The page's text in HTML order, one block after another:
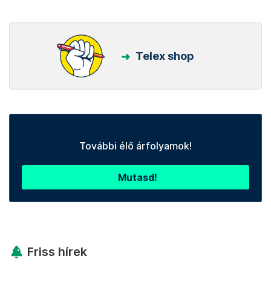
Telex shop
További élő árfolyamok!
Mutasd!
Friss hírek